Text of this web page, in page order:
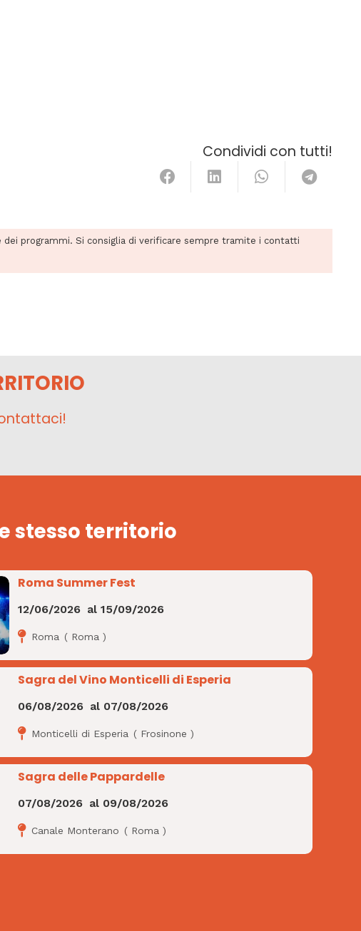
Condividi con tutti!
programmi. Si consiglia di verificare sempre tramite i contatti
stesso territorio
Roma Summer Fest
12/06/2026 al15/09/2026
Roma ( Roma )
Sagra del Vino Monticelli di Esperia
06/08/2026 al 07/08/2026
Monticelli di Esperia ( Frosinone )
Sagra delle Pappardelle
07/08/2026 al 09/08/2026
Canale Monterano ( Roma )